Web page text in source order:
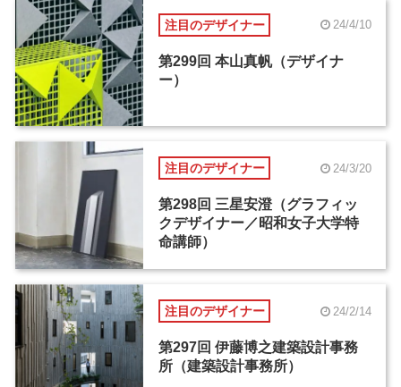
注目のデザイナー 24/4/10
第299回 本山真帆（デザイナ
ー）
注目のデザイナー 24/3/20
第298回 三星安澄（グラフィッ
クデザイナー／昭和女子大学特
命講師）
注目のデザイナー 24/2/14
第297回 伊藤博之建築設計事務
所（建築設計事務所）